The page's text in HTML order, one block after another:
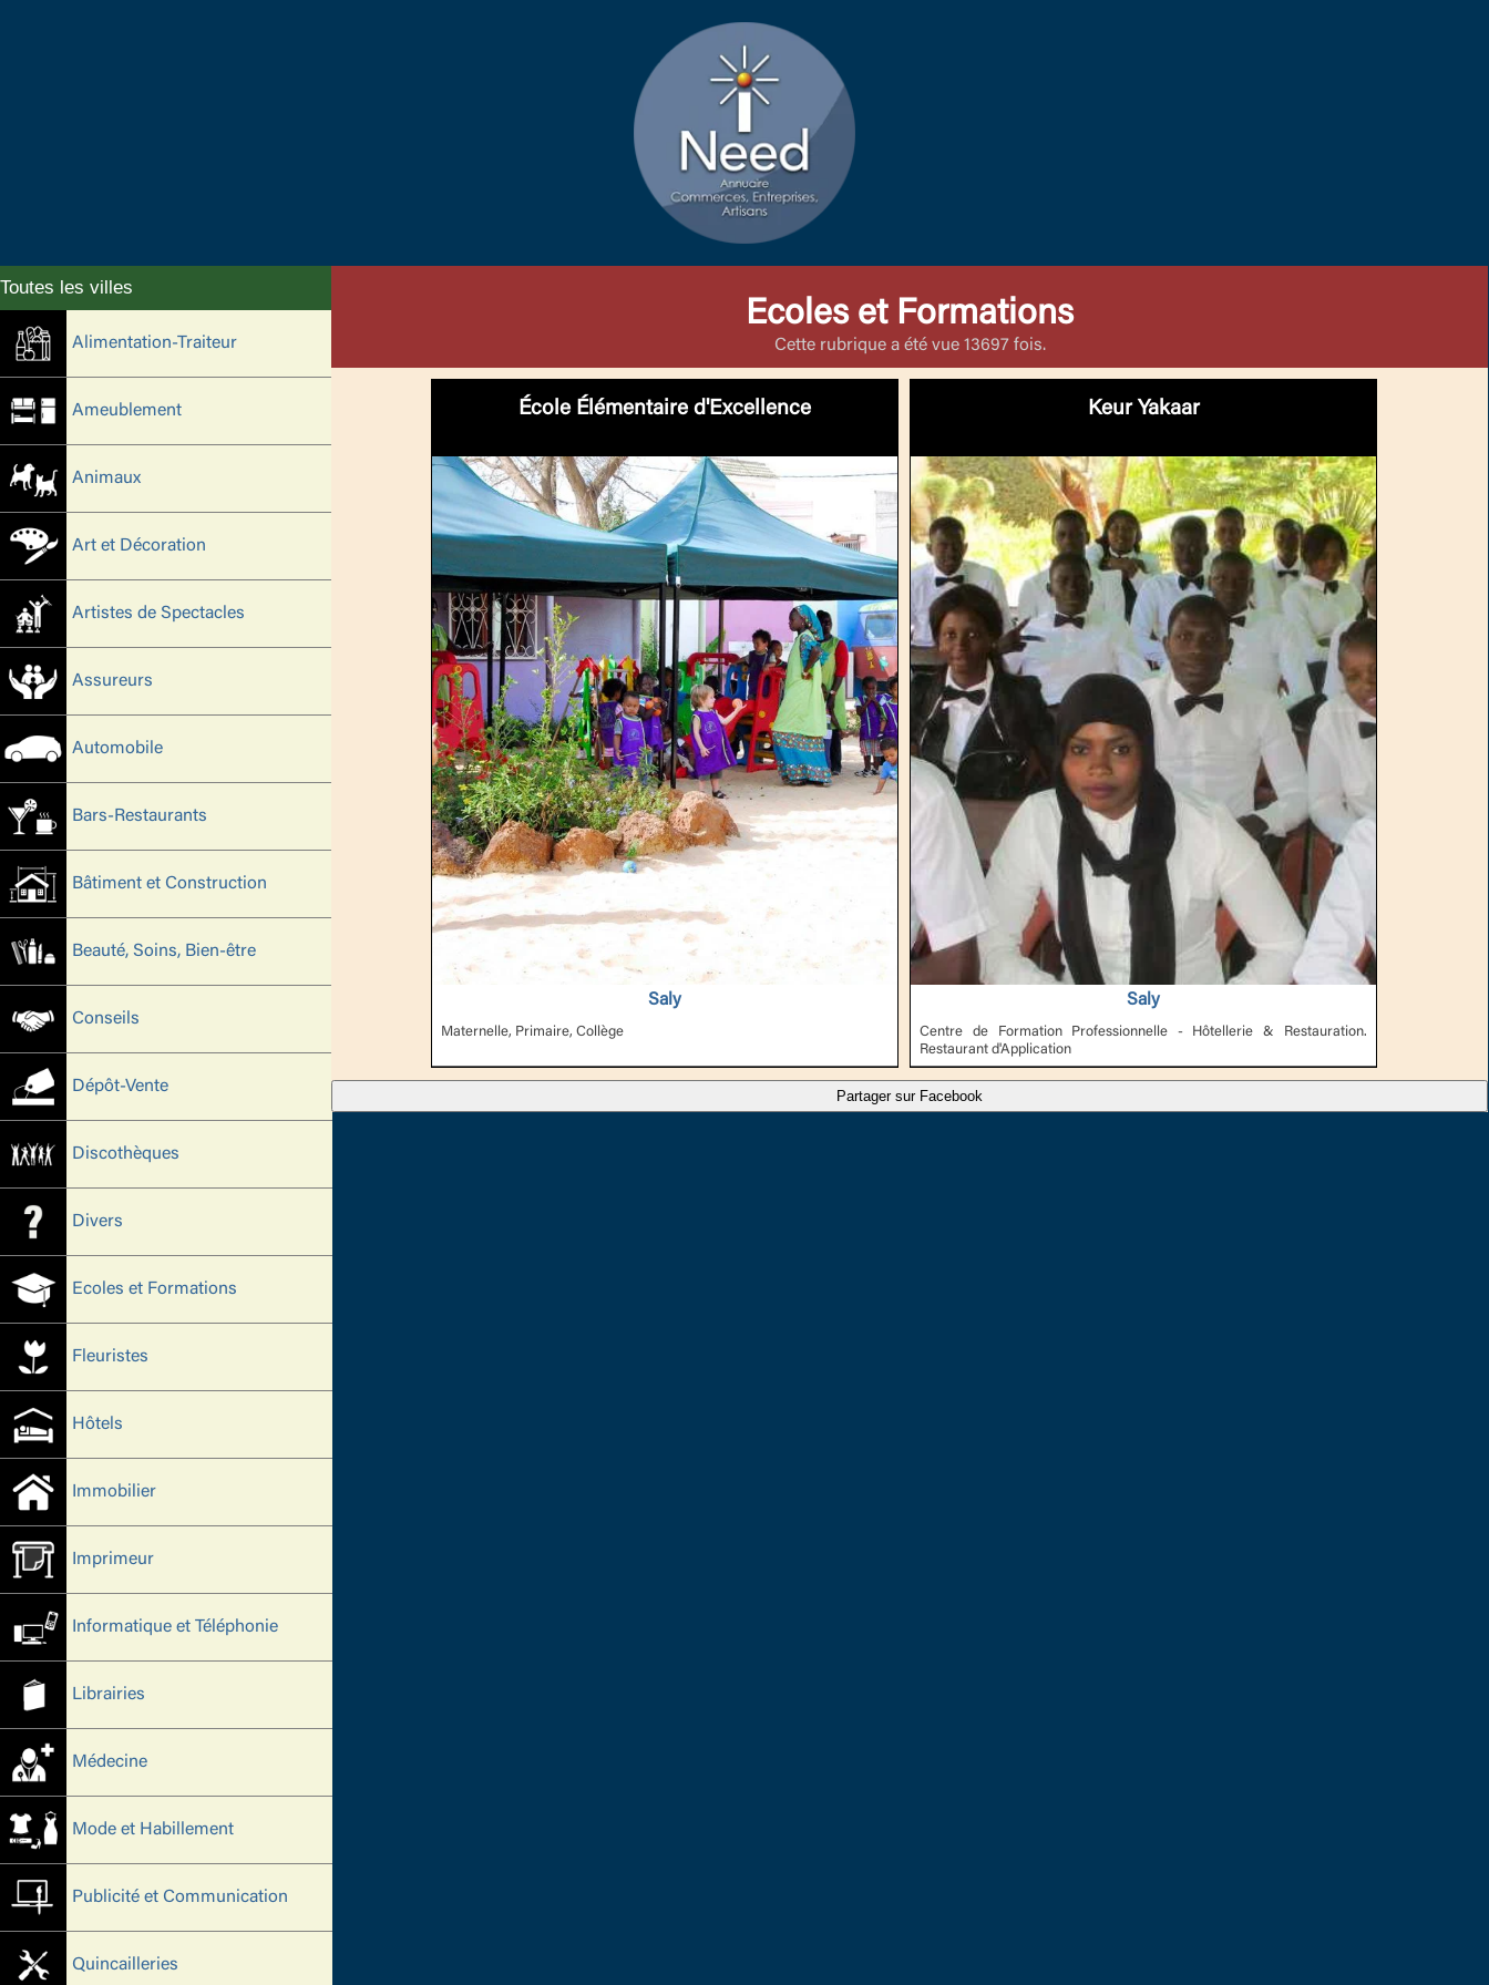
Alimentation-Traiteur
Ameublement
Animaux
Art et Décoration
Artistes de Spectacles
Assureurs
Automobile
Bars-Restaurants
Bâtiment et Construction
Beauté, Soins, Bien-être
Conseils
Dépôt-Vente
Discothèques
Divers
Ecoles et Formations
Fleuristes
Hôtels
Immobilier
Imprimeur
Informatique et Téléphonie
Librairies
Médecine
Mode et Habillement
Publicité et Communication
Quincailleries
Ecoles et Formations
Cette rubrique a été vue 13697 fois.
École Élémentaire d'Excellence
Saly
Maternelle, Primaire, Collège
Keur Yakaar
Saly
Centre de Formation Professionnelle - Hôtellerie & Restauration.
Restaurant d'Application
Partager sur Facebook